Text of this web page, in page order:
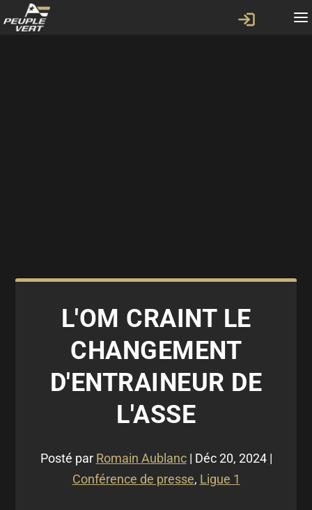
L'OM CRAINT LE
CHANGEMENT
D'ENTRAINEUR DE
L'ASSE
Posté par Romain Aublanc| Déc 20, 2024|
Conférence de presse, Ligue 1